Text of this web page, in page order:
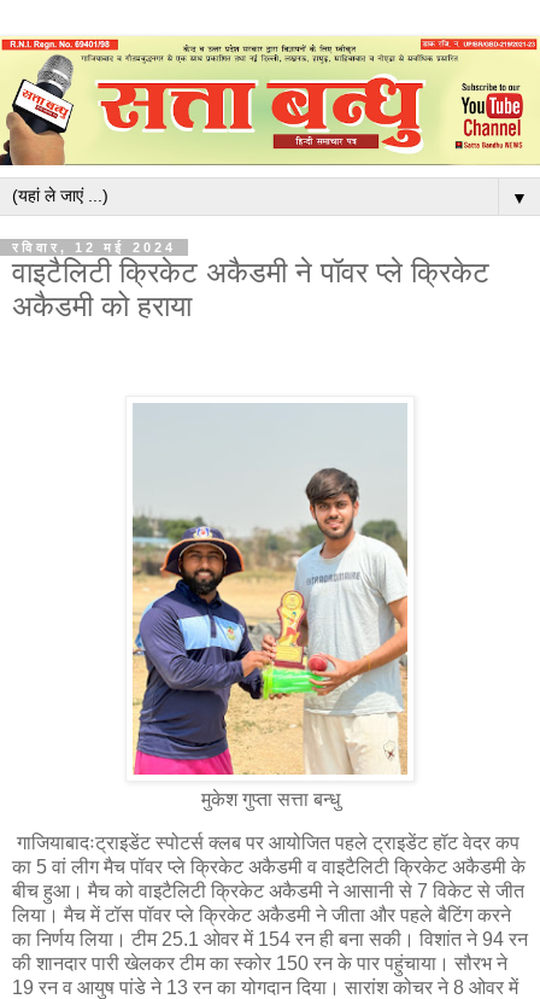
▼
रविवार, 12 मई 2024
वाइटैलिटी क्रिकेट अकैडमी ने पॉवर प्ले क्रिकेट
अकैडमी को हराया
मुकेश गुप्ता सत्ता बन्धु
गाजियाबादःट्राइडेंट स्पोटर्स क्लब पर आयोजित पहले ट्राइडेंट हॉट वेदर कप
का 5 वां लीग मैच पॉवर प्ले क्रिकेट अकैडमी व वाइटैलिटी क्रिकेट अकैडमी के
बीच हुआ। मैच को वाइटैलिटी क्रिकेट अकैडमी ने आसानी से 7 विकेट से जीत
लिया। मैच में टॉस पॉवर प्ले क्रिकेट अकैडमी ने जीता और पहले बैटिंग करने
का निर्णय लिया। टीम 25.1 ओवर में 154 रन ही बना सकी। विशांत ने 94 रन
की शानदार पारी खेलकर टीम का स्कोर 150 रन के पार पहुंचाया। सौरभ ने
19 रन व आयुष पांडे ने 13 रन का योगदान दिया। सारांश कोचर ने 8 ओवर में